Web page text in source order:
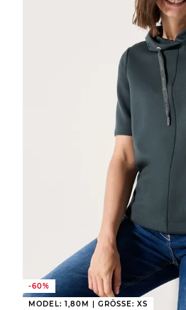
-60%
MODEL: 1,80M | GRÖSSE: XS